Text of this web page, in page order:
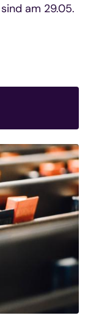
am 29.05.